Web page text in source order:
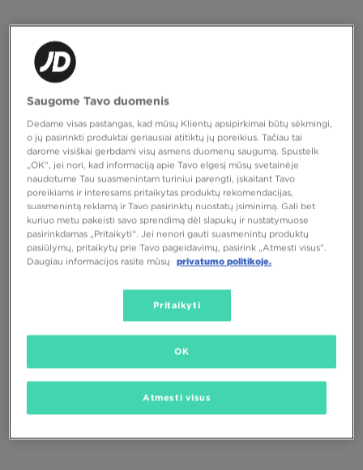
NIKE AIR FORCE 1 '07 LE
120,00 € 120,00 €
NIKE AIR FORCE 1 '07 LV8 NIKE P-6000
Saugome Tavo duomenis
Dedame visas pastangas, kad mūsų Klientų apsipirkimai būtų sėkmingi,
o jų pasirinkti produktai geriausiai atitiktų jų poreikius. Tačiau tai
darome visiškai gerbdami visų asmens duomenų saugumą. Spustelk
„OK“, jei nori, kad informaciją apie Tavo elgesį mūsų svetainėje
naudotume Tau suasmenintam turiniui parengti, įskaitant Tavo
poreikiams ir interesams pritaikytas produktų rekomendacijas,
suasmenintą reklamą ir Tavo pasirinktų nuostatų įsiminimą. Gali bet
kuriuo metu pakeisti savo sprendimą dėl slapukų ir nustatymuose
pasirinkdamas „Pritaikyti“. Jei nenori gauti suasmenintų produktų
pasiūlymų, pritaikytų prie Tavo pageidavimų, pasirink „Atmesti visus”.
Daugiau informacijos rasite mūsų
privatumo politikoje.
Pritaikyti
Atmesti visus
OK